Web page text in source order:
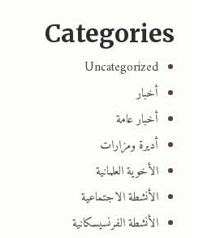
Categories
Uncategorized
أخبار
أخبار عامة
أديرة ومزارات
الأخوية العلمانية
الأنشطة الاجتماعية
الأنشطة الفرنسيسكانية